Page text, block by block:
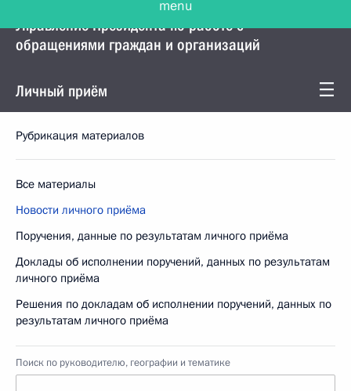
Управление Президента по работе с
обращениями граждан и организаций
Личный приём
Рубрикация материалов
Все материалы
Новости личного приёма
Поручения, данные по результатам личного приёма
Доклады об исполнении поручений, данных по результатам
личного приёма
Решения по докладам об исполнении поручений, данных по
результатам личного приёма
Поиск по руководителю, географии и тематике